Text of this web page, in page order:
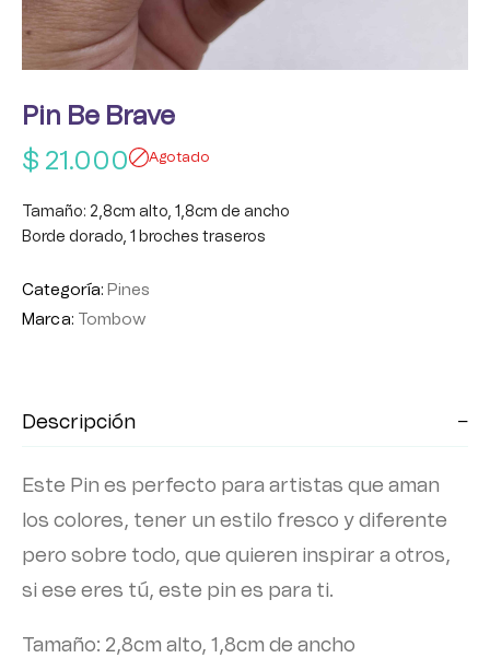
Pin Be Brave
$ 21.000 Agotado
Tamaño: 2,8cm alto, 1,8cm de ancho
Borde dorado, 1 broches traseros
Categoría: Pines
Marca:
Tombow
Descripción
Este Pin es perfecto para artistas que aman
los colores, tener un estilo fresco y diferente
pero sobre todo, que quieren inspirar a otros,
si ese eres tú, este pin es para ti.
Tamaño: 2,8cm alto, 1,8cm de ancho